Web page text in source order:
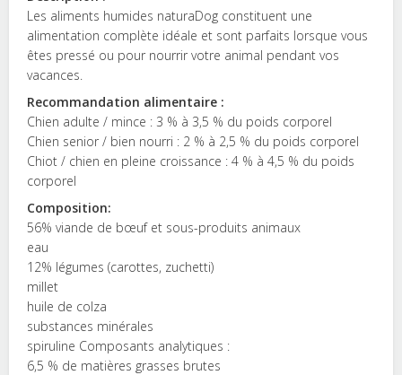
Les aliments humides naturaDog constituent une
alimentation complète idéale et sont parfaits lorsque vous
êtes pressé ou pour nourrir votre animal pendant vos
vacances.
Recommandation alimentaire :
Chien adulte / mince : 3 % à 3,5 % du poids corporel
Chien senior / bien nourri : 2 % à 2,5 % du poids corporel
Chiot / chien en pleine croissance : 4 % à 4,5 % du poids
corporel
Composition:
56% viande de bœuf et sous-produits animaux
eau
12% légumes (carottes, zuchetti)
millet
huile de colza
substances minérales
spiruline Composants analytiques :
6,5 % de matières grasses brutes